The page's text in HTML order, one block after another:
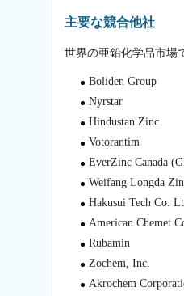
主要な競合他社
世界の亜鉛化学品市場
Boliden Group
Nyrstar
Hindustan Zinc
Votorantim
EverZinc Canada
Weifang Longda
Hakusui Tech Co.
American Chemet
Rubamin
Zochem, Inc.
Akrochem